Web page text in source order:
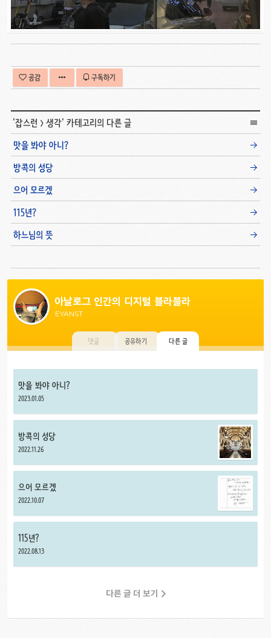
공감 구독하기
'잡스런 >생각' 카테고리의 다른 글
맛을 봐야 아니?
방콕의 성당
으어 모르겠
115년?
하느님의 뜻
아날로그 인간의 디지털 블라블라
EYANST
댓글 공유하기 다른 글
맛을 봐야 아니?
2023.01.05
방콕의 성당
2022.11.26
으어 모르겠
2022.10.07
115년?
2022.08.13
다른 글 더 보기